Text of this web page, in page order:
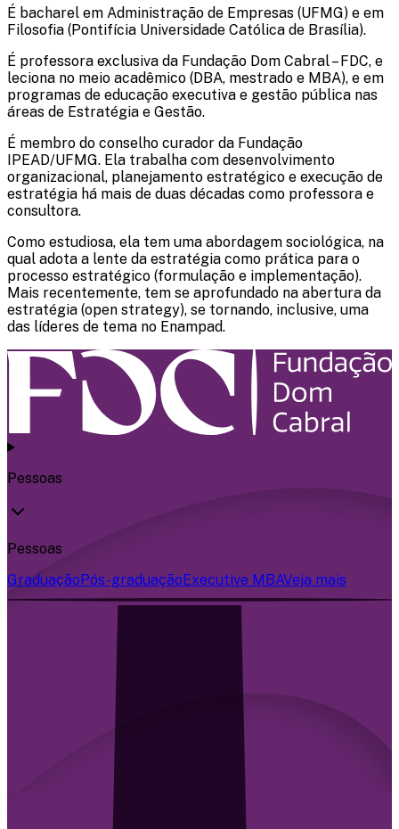
É bacharel em Administração de Empresas (UFMG) e em
Filosofia (Pontifícia Universidade Católica de Brasília).
É professora exclusiva da Fundação Dom Cabral – FDC, e
leciona no meio acadêmico (DBA, mestrado e MBA), e em
programas de educação executiva e gestão pública nas
áreas de Estratégia e Gestão.
É membro do conselho curador da Fundação
IPEAD/UFMG. Ela trabalha com desenvolvimento
organizacional, planejamento estratégico e execução de
estratégia há mais de duas décadas como professora e
consultora.
Como estudiosa, ela tem uma abordagem sociológica, na
qual adota a lente da estratégia como prática para o
processo estratégico (formulação e implementação).
Mais recentemente, tem se aprofundado na abertura da
estratégia (open strategy), se tornando, inclusive, uma
das líderes de tema no Enampad.
Pessoas
Pessoas
GraduaçãoPós-graduaçãoExecutive MBAVeja mais